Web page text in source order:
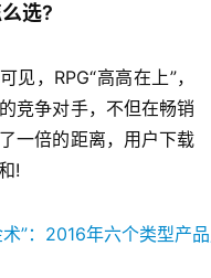
选?
，RPG“高高在上”，
竞争对手，不但在畅销
一倍的距离，用户下载
!